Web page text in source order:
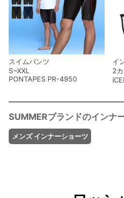
スイムパンツ
S~XXL
PONTAPES PR-4950
イ
2
メンズ インナーショーツ